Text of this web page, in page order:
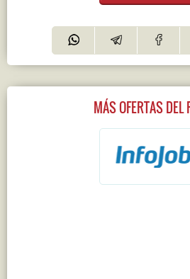
MÁS OFERTAS DEL